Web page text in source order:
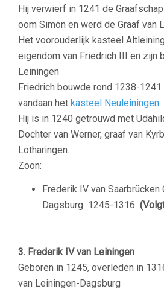
Hij verwierf in 1241 de
oom Simon en werd de Graaf van
Het voorouderlijk kasteel
eigendom van Friedrich III en zijn
Leiningen
Friedrich bouwde rond 1238-1241
vandaan het kasteel Neuleiningen.
Hij is in 1240 getrouwd met
Dochter van Werner, graaf van
Lotharingen.
Zoon:
Frederik IV van Saarbrücken
Dagsburg 1245-1316
3. Frederik IV van Leiningen
Geboren in 1245, overleden in
van Leiningen-Dagsburg